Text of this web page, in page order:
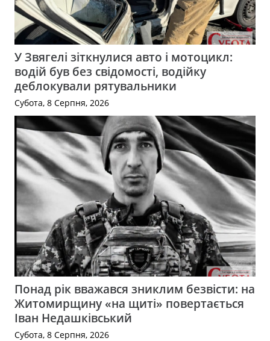
У Звягелі зіткнулися авто і мотоцикл:
водій був без свідомості, водійку
деблокували рятувальники
Субота, 8 Серпня, 2026
Понад рік вважався зниклим безвісти: на
Житомирщину «на щиті» повертається
Іван Недашківський
Субота, 8 Серпня, 2026